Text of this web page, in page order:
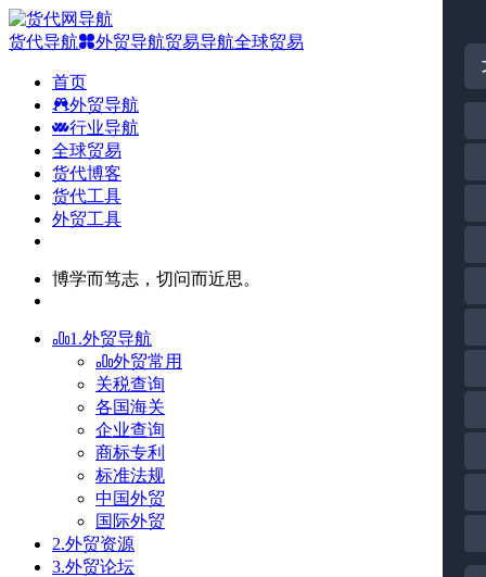
货代导航 外贸导航贸易导航全球贸易
首页
外贸导航
行业导航
全球贸易
货代博客
货代工具
外贸工具
博学而笃志，切问而近思。
1.外贸导航
外贸常用
关税查询
各国海关
企业查询
商标专利
标准法规
中国外贸
国际外贸
2.外贸资源
3.外贸论坛